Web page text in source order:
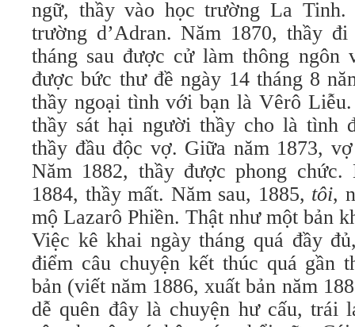
ngữ, thầy vào học trường La Tinh.
trường d’Adran. Năm 1870, thầy
tháng sau được cử làm thông ngôn
được bức thư đề ngày 14 tháng 8
thầy ngoại tình với bạn là Vêrô
thầy sát hại người thầy cho là tình
thầy đầu độc vợ. Giữa năm 1873,
Năm 1882, thầy được phong
1884, thầy mất. Năm sau, 1885, tôi,
mộ Lazarô Phiền. Thật như một bản
Việc kê khai ngày tháng quá đầy
điểm câu chuyện kết thúc quá gần
bản (viết năm 1886, xuất bản năm
dễ quên đây là chuyện hư cấu, trái